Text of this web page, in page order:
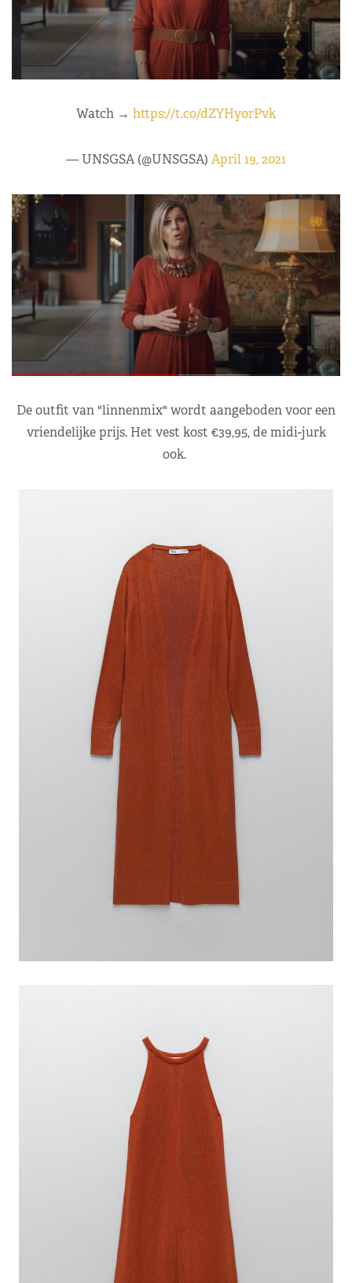
Watch → https://t.co/dZYHyorPvk
— UNSGSA (@UNSGSA) April 19, 2021
De outfit van "linnenmix" wordt aangeboden voor een
vriendelijke prijs. Het vest kost €39,95, de midi-jurk
ook.